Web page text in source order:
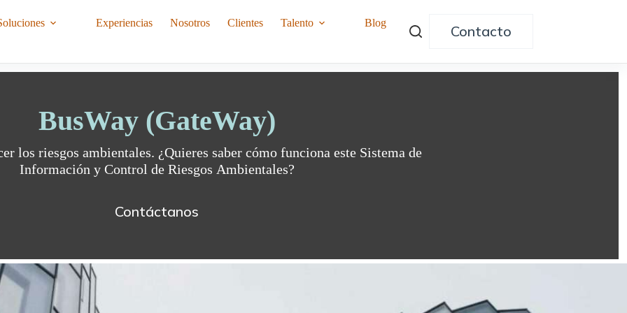
Experiencias Nosotros Clientes Talento Blog Contacto
BusWay (GateWay)
Información y Control de Riesgos Ambientales?
Contáctanos